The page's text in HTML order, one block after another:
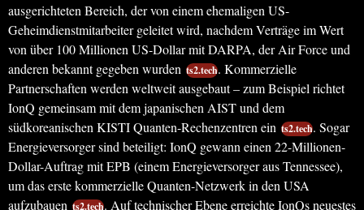
ausgerichteten Bereich, der von einem ehemaligen US-
Geheimdienstmitarbeiter geleitet wird, nachdem Verträge im Wert
von über 100 Millionen US-Dollar mit DARPA, der Air Force und
anderen bekannt gegeben wurden ts2.tech. Kommerzielle
Partnerschaften werden weltweit ausgebaut – zum Beispiel richtet
IonQ gemeinsam mit dem japanischen AIST und dem
südkoreanischen KISTI Quanten-Rechenzentren ein ts2.tech. Sogar
Energieversorger sind beteiligt: IonQ gewann einen 22-Millionen-
Dollar-Auftrag mit EPB (einem Energieversorger aus Tennessee),
um das erste kommerzielle Quanten-Netzwerk in den USA
aufzubauen ts2.tech. Auf technischer Ebene erreichte IonQs neuestes